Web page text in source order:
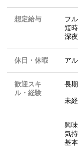
想定給与
フ
短
深
休日・休暇 ア
歓迎スキ
ル・経験
長
未
興
気
基